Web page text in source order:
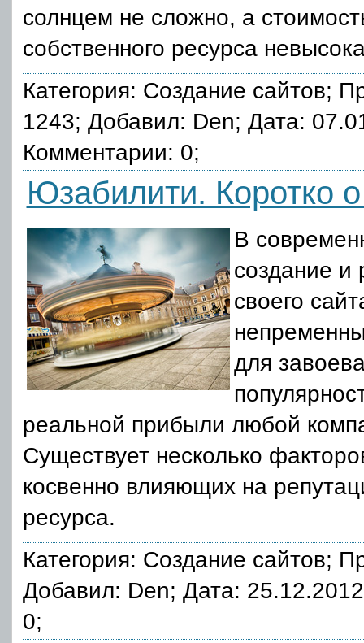
солнцем не сложно, а
собственного ресурса
Категория: Создание сайтов;
1243; Добавил: Den; Дата:
Комментарии: 0;
Юзабилити. Коротко
В
создание и
своего
для
реальной прибыли любой
Существует несколько
косвенно влияющих на
ресурса.
Категория: Создание сайтов;
Добавил: Den; Дата:
0;